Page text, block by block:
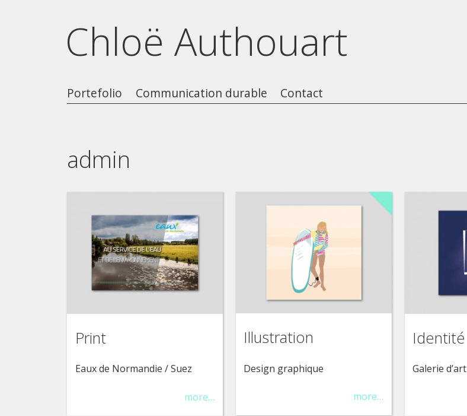
Chloë Authouart
Portefolio Communication durable Contact
admin
Print
Eaux de Normandie / Suez
more…
Illustration
Design graphique
more…
Identité
Galerie d’art